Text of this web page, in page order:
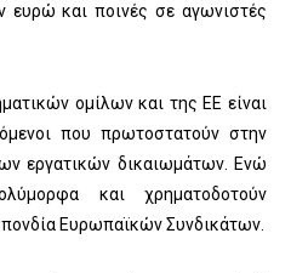
ευρώ και ποινές σε αγωνιστές
ομίλων και της ΕΕ είναι
που πρωτοστατούν στην
εργατικών δικαιωμάτων. Ενώ
και χρηματοδοτούν
Ευρωπαϊκών Συνδικάτων.